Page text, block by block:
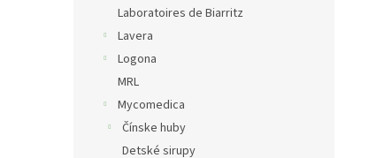
Laboratoires de Biarritz
Lavera
Logona
MRL
Mycomedica
Čínske huby
Detské sirupy